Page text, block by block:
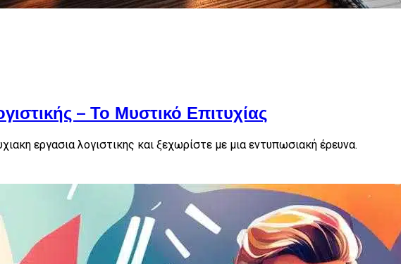
– Το Μυστικό Επιτυχίας
εργασια λογιστικης και ξεχωρίστε με μια εντυπωσιακή έρευνα.